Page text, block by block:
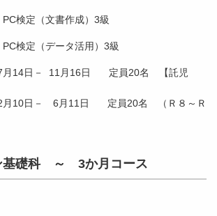
検定（文書作成）3級
検定（データ活用）3級
日－ 11月16日 定員20名 【託児
日－ 6月11日 定員20名 （Ｒ８～Ｒ
基礎科 ～ 3か月コース